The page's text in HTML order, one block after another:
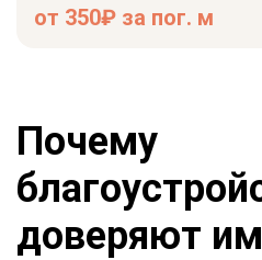
от 350₽ за пог. м
Почему
доверяют